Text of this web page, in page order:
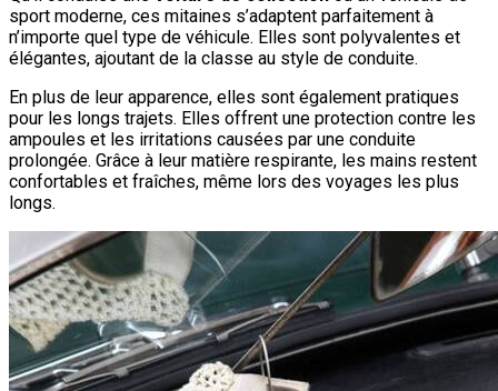
sport moderne, ces mitaines s’adaptent parfaitement à
n’importe quel type de véhicule. Elles sont polyvalentes et
élégantes, ajoutant de la classe au style de conduite.
En plus de leur apparence, elles sont également pratiques
pour les longs trajets. Elles offrent une protection contre les
ampoules et les irritations causées par une conduite
prolongée. Grâce à leur matière respirante, les mains restent
confortables et fraîches, même lors des voyages les plus
longs.